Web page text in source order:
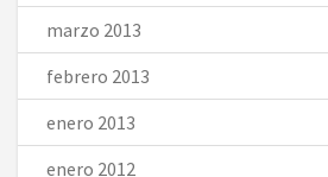
marzo 2013
febrero 2013
enero 2013
enero 2012